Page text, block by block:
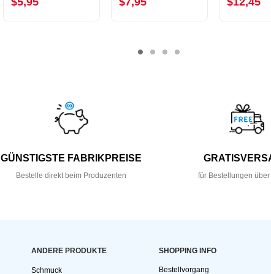
GÜNSTIGSTE FABRIKPREISE
Bestelle direkt beim Produzenten für Bestellungen
ANDERE PRODUKTE
Schmuck
SHOPPING INFO
Bestellvorgang